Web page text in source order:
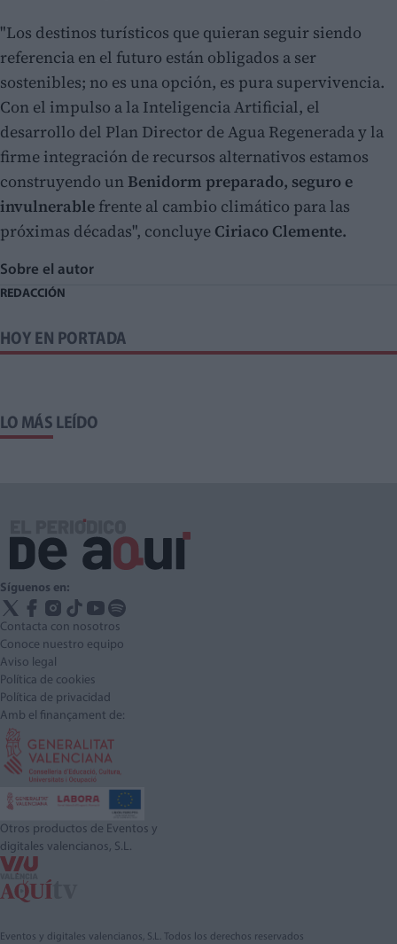
"Los destinos turísticos que quieran seguir siendo
referencia en el futuro están obligados a ser
sostenibles; no es una opción, es pura supervivencia.
Con el impulso a la Inteligencia Artificial, el
desarrollo del Plan Director de Agua Regenerada y la
firme integración de recursos alternativos estamos
construyendo un Benidorm preparado, seguro e
invulnerable frente al cambio climático para las
próximas décadas", concluye Ciriaco Clemente.
Sobre el autor
REDACCIÓN
HOY EN PORTADA
LO MÁS LEÍDO
Síguenos en:
Contacta con nosotros
Conoce nuestro equipo
Aviso legal
Política de cookies
Política de privacidad
Amb el finançament de:
Otros productos de Eventos y
digitales valencianos, S.L.
Eventos y digitales valencianos, S.L. Todos los derechos reservados